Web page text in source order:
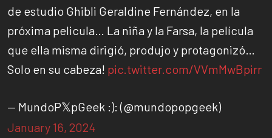
de estudio Ghibli Geraldine Fernández, en la
próxima pelicula… La niña y la Farsa, la película
que ella misma dirigió, produjo y protagonizó…
Solo en su cabeza! pic.twitter.com/VVmMwBpirr
— MundoP𝕏pGeek :): (@mundopopgeek)
January 16, 2024